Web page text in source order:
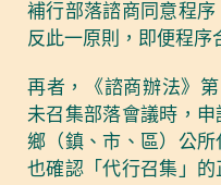
補行部落諮商同意程
反此一原則，即便程序
再者，《諮商辦法》
未召集部落會議時，
鄉（鎮、市、區）公
也確認「代行召集」